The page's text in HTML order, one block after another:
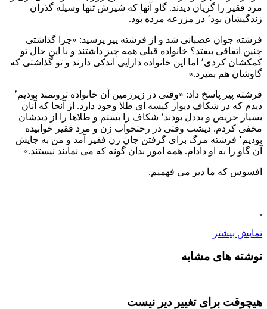
مرد فقیر را گریان دیدند. گاو آنها که شیرش تنها وسیله گذران
زندگیشان بود٬ در مزرعه مرده بود.
فرشته جوان عصبانی شد و از فرشته پیر پرسید: «چرا گذاشتی
چنین اتفاقی بیفتد؟ خانواده قبلی همه چیز داشتند و با این حال تو
کمکشان کردی٬ اما این خانواده دارایی اندکی دارند و تو گذاشتی که
گاوشان هم بمیرد.»
فرشته پیر پاسخ داد: «وقتی در زیرزمین آن خانواده ثروتمند بودیم٬
دیدم که در شکاف دیوار کیسه ای طلا وجود دارد. از آنجا که آنان
بسیار حریص و بددل بودند٬ شکاف را بستم و طلاها را از دیدشان
مخفی کردم. دیشب وقتی در رختخواب زن و مرد فقیر خوابیده
بودیم٬ فرشته مرگ برای گرفتن جان زن فقیر آمد و من به جایش
آن گاو را به او دادام. همه امور بدان گونه که می نمایند نیستند.»
افسوس که ما دیر می فهمیم.
.
نمایش بیشتر
نوشته های مشابه
هیچوقت برای تغییر دیر نیست